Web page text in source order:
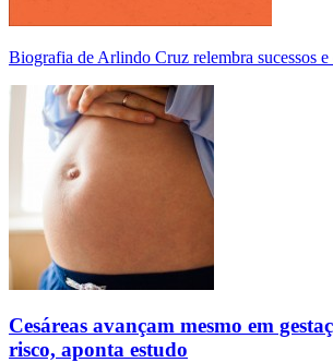
Biografia de Arlindo Cruz relembra sucessos e
Cesáreas avançam mesmo em
risco, aponta estudo